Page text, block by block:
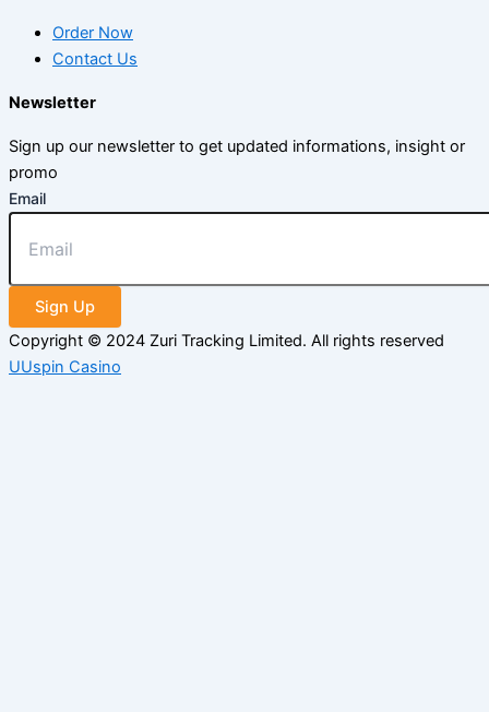
Order Now
Contact Us
Newsletter
Sign up our newsletter to get updated informations, insight or
promo
Email
Sign Up
Copyright © 2024 Zuri Tracking Limited. All rights reserved
UUspin Casino